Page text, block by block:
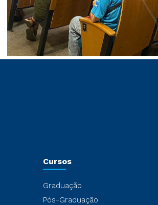
Cursos
Graduação
Pós-Graduação